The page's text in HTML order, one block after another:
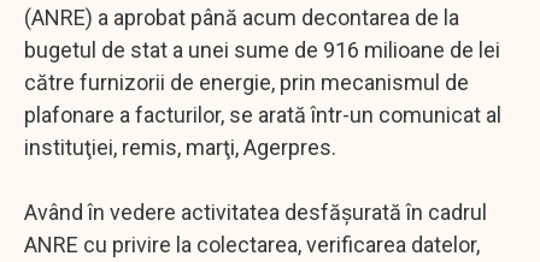
(ANRE) a aprobat până acum decontarea de la
bugetul de stat a unei sume de 916 milioane de lei
către furnizorii de energie, prin mecanismul de
plafonare a facturilor, se arată într-un comunicat al
instituţiei, remis, marţi, Agerpres.
Având în vedere activitatea desfăşurată în cadrul
ANRE cu privire la colectarea, verificarea datelor,